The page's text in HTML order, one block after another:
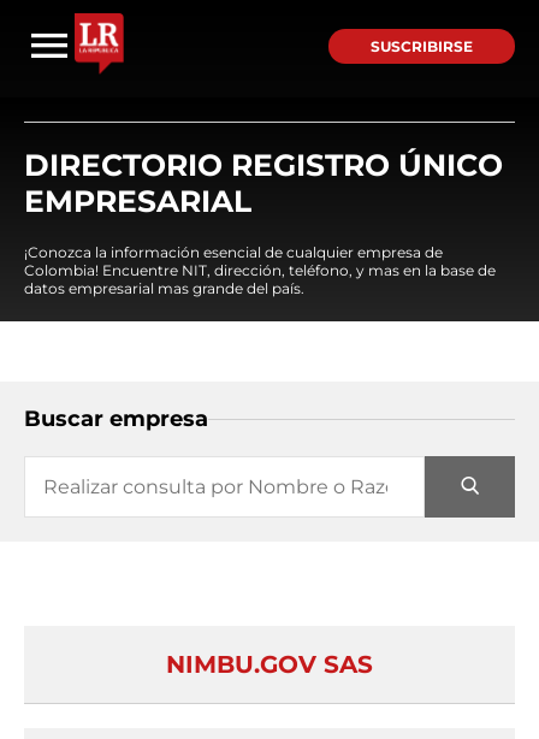
SUSCRIBIRSE
DIRECTORIO REGISTRO ÚNICO
EMPRESARIAL
¡Conozca la información esencial de cualquier empresa de
Colombia! Encuentre NIT, dirección, teléfono, y mas en la base de
datos empresarial mas grande del país.
Buscar empresa
NIMBU.GOV SAS